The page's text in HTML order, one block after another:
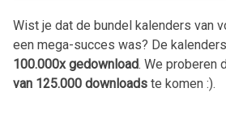
Wist je dat de bundel kalenders van
een mega-succes was? De
100.000x gedownload. We proberen
van 125.000 downloads te komen :).